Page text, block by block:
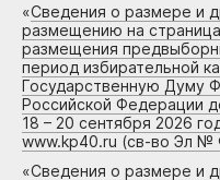
«Сведения о размере и
размещению на
размещения
период избирательной
Государственную Думу
Российской Федерации
18 – 20 сентября 2026
www.kp40.ru (св-во Эл №
«Сведения о размере и